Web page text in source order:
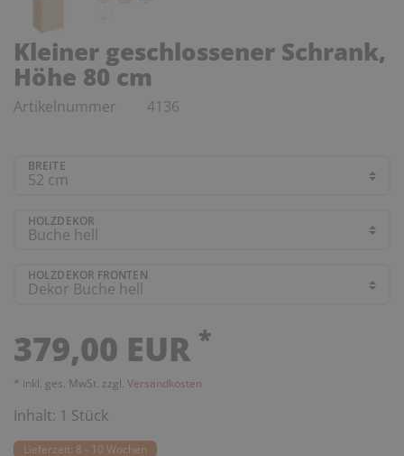
Kleiner geschlossener Schrank,
Höhe 80 cm
Artikelnummer 4136
BREITE
HOLZDEKOR
HOLZDEKOR FRONTEN
379,00 EUR *
* inkl. ges. MwSt. zzgl. Versandkosten
Inhalt: 1 Stück
Lieferzeit: 8 - 10 Wochen